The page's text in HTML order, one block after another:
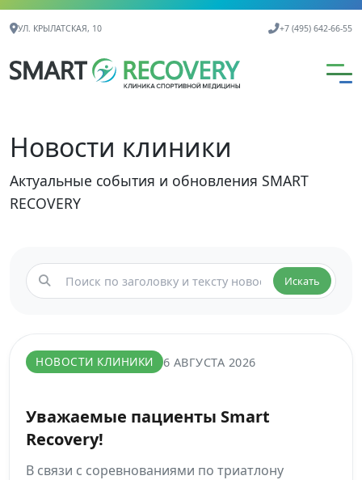
Контактная информация
УЛ. КРЫЛАТСКАЯ, 10 +7 (495) 642-66-55
Новости клиники
Актуальные события и обновления SMART
RECOVERY
Искать
НОВОСТИ КЛИНИКИ 6 АВГУСТА 2026
Уважаемые пациенты Smart
Recovery!
В связи с соревнованиями по триатлону